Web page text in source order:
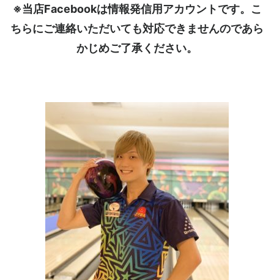
※当店Facebookは情報発信用アカウントです。こ
ちらにご連絡いただいても対応できませんのであら
かじめご了承ください。